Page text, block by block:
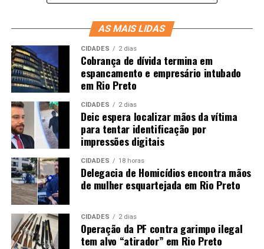
AS MAIS LIDAS
CIDADES 2 dias
Cobrança de dívida termina em
espancamento e empresário intubado
em Rio Preto
CIDADES 2 dias
Deic espera localizar mãos da vítima
para tentar identificação por
impressões digitais
CIDADES 18 horas
Delegacia de Homicídios encontra mãos
de mulher esquartejada em Rio Preto
CIDADES 2 dias
Operação da PF contra garimpo ilegal
tem alvo “atirador” em Rio Preto